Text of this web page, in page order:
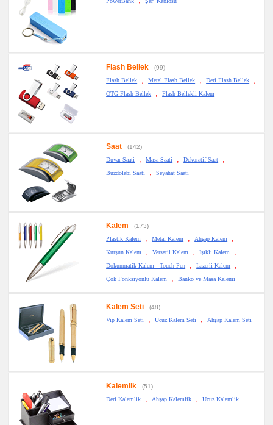
Flash Bellek
(99)
Flash Bellek
, Metal Flash Bellek , Deri Flash Bellek ,
OTG Flash Bellek , Flash Bellekli Kalem
Saat
(142)
Duvar Saati
, Masa Saati , Dekoratif Saat ,
Buzdolabı Saati , Seyahat Saati
Kalem
(173)
Plastik Kalem
, Metal Kalem , Ahşap Kalem ,
Kurşun Kalem , Versatil Kalem , Işıklı Kalem ,
Dokunmatik Kalem - Touch Pen , Lazerli Kalem ,
Çok Fonksiyonlu Kalem , Banko ve Masa Kalemi
Kalem Seti
(48)
Vip Kalem Seti
, Ucuz Kalem Seti , Ahşap Kalem Seti
Kalemlik
(51)
Deri Kalemlik
, Ahşap Kalemlik , Ucuz Kalemlik